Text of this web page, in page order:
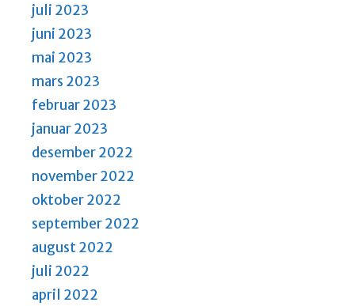
juli 2023
juni 2023
mai 2023
mars 2023
februar 2023
januar 2023
desember 2022
november 2022
oktober 2022
september 2022
august 2022
juli 2022
april 2022